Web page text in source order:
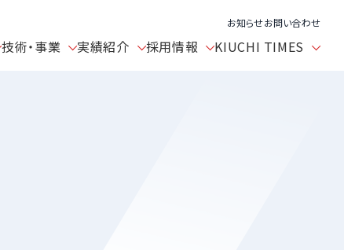
お知らせお問い合わせ
技術・事業 実績紹介 採用情報 KIUCHI TIMES